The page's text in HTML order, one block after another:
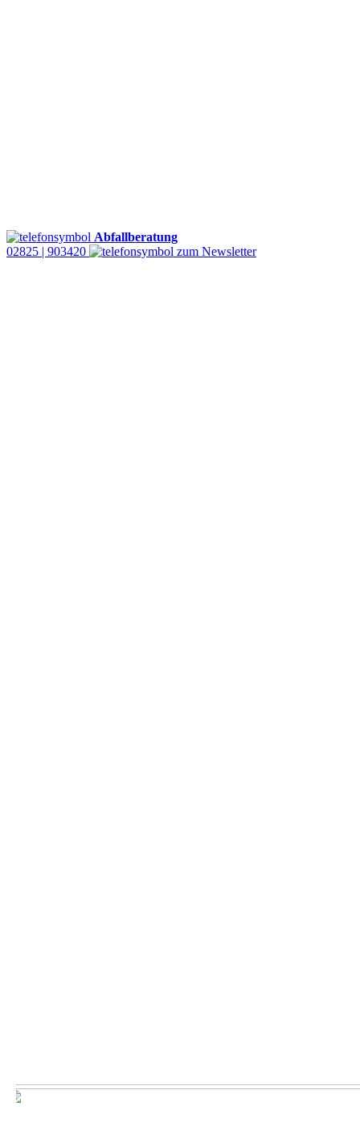
Abfallberatung
02825 | 903420
zum Newsletter